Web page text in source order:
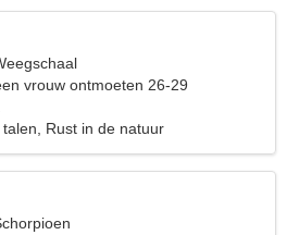
vrouw ontmoeten 26-29
talen, Rust in de natuur